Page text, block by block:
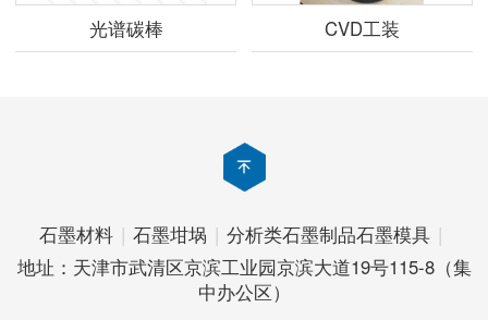
光谱碳棒 CVD工装
石墨材料 | 石墨坩埚 | 分析类石墨制品石墨模具 |
地址：天津市武清区京滨工业园京滨大道19号115-8（集
中办公区）